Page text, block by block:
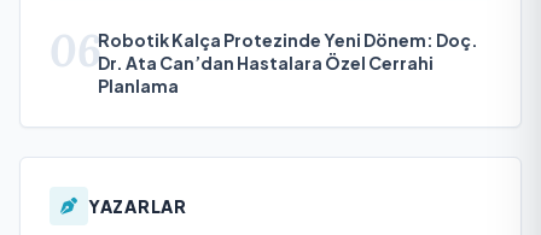
06Robotik Kalça Protezinde Yeni Dönem: Doç.
Dr. Ata Can’dan Hastalara Özel Cerrahi
Planlama
YAZARLAR